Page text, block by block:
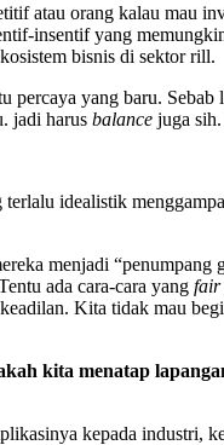
atau orang kalau mau
insentif yang
bisnis di sektor rill.
yang baru.
jadi harus balance juga
idealistik
menjadi
ada cara-cara yang fair
Kita tidak mau
kita menatap
kepada industri,